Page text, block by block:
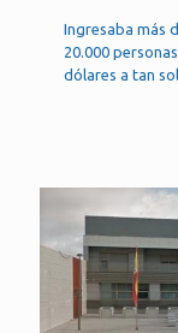
Ingresaba más
20.000
dólares a tan